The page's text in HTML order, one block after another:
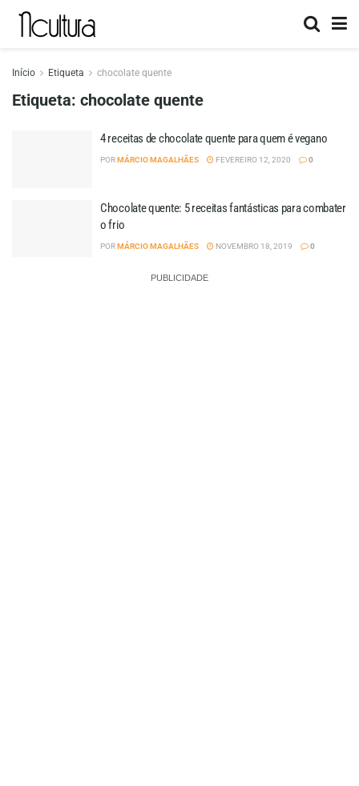
Início Etiqueta chocolate quente
Etiqueta: chocolate quente
4 receitas de chocolate quente para quem é vegano
PORMÁRCIO MAGALHÃES FEVEREIRO 12, 2020 0
Chocolate quente: 5 receitas fantásticas para combater
o frio
PORMÁRCIO MAGALHÃES NOVEMBRO 18, 2019 0
PUBLICIDADE